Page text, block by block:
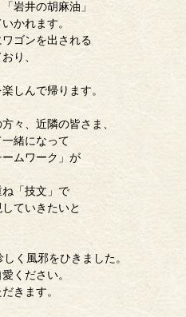
岩井の胡麻油」
いかれます。
ゴンを出される
り、
しんで帰ります。
々、近隣の皆さま、
緒になって
ムワーク」が
「技文」で
ていきたいと
く風邪をひきました。
ください。
きます。